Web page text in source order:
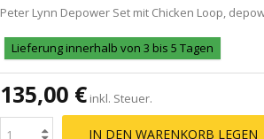
Peter Lynn Depower Set mit Chicken Loop,
Lieferung innerhalb von 3 bis 5 Tagen
135,00 € inkl. Steuer.
IN DEN WARENKORB LEGEN